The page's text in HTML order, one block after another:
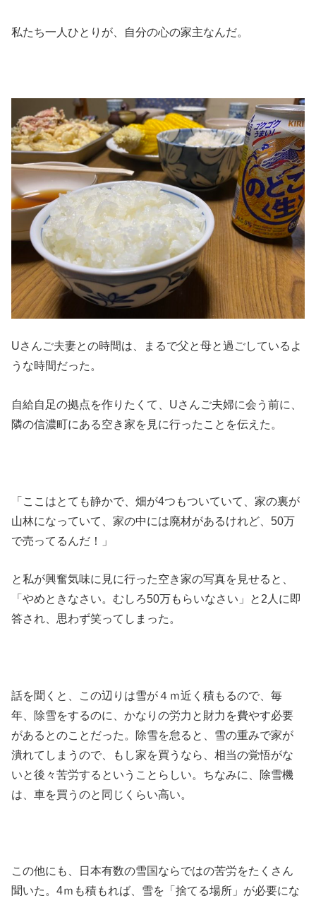
私たち一人ひとりが、自分の心の家主なんだ。
Uさんご夫妻との時間は、まるで父と母と過ごしているよ
うな時間だった。
自給自足の拠点を作りたくて、Uさんご夫婦に会う前に、
隣の信濃町にある空き家を見に行ったことを伝えた。
「ここはとても静かで、畑が4つもついていて、家の裏が
山林になっていて、家の中には廃材があるけれど、50万
で売ってるんだ！」
と私が興奮気味に見に行った空き家の写真を見せると、
「やめときなさい。むしろ50万もらいなさい」と2人に即
答され、思わず笑ってしまった。
話を聞くと、この辺りは雪が４ｍ近く積もるので、毎
年、除雪をするのに、かなりの労力と財力を費やす必要
があるとのことだった。除雪を怠ると、雪の重みで家が
潰れてしまうので、もし家を買うなら、相当の覚悟がな
いと後々苦労するということらしい。ちなみに、除雪機
は、車を買うのと同じくらい高い。
この他にも、日本有数の雪国ならではの苦労をたくさん
聞いた。4ｍも積もれば、雪を「捨てる場所」が必要にな